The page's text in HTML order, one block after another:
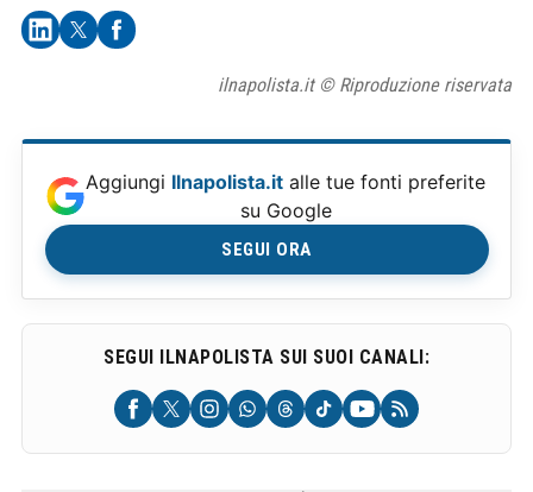
ilnapolista.it © Riproduzione riservata
Aggiungi Ilnapolista.it alle tue fonti preferite
su Google
SEGUI ORA
SEGUI ILNAPOLISTA SUI SUOI CANALI: